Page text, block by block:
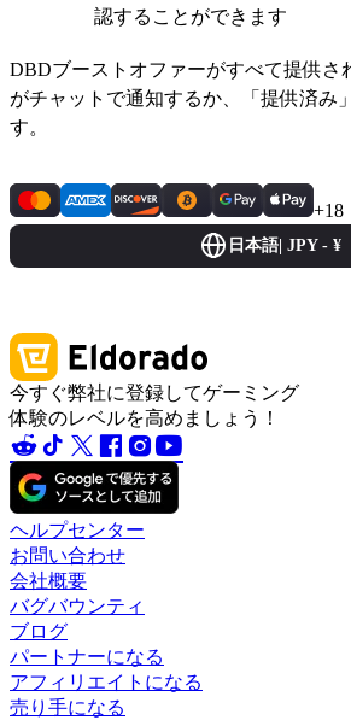
認することができます
DBDブーストオファーがすべて提供さ
がチャットで通知するか、「提供済み
す。
+18
日本語 JPY - ¥
今すぐ弊社に登録してゲーミング
体験のレベルを高めましょう！
ヘルプセンター
お問い合わせ
会社概要
バグバウンティ
ブログ
パートナーになる
アフィリエイトになる
売り手になる